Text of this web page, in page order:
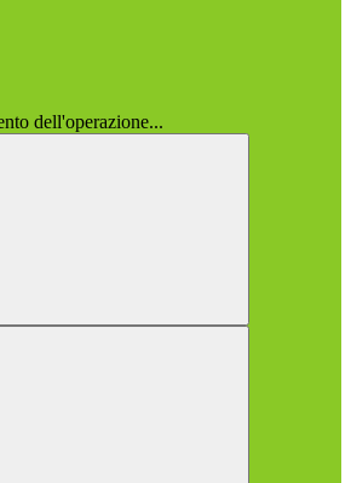
dell'operazione...